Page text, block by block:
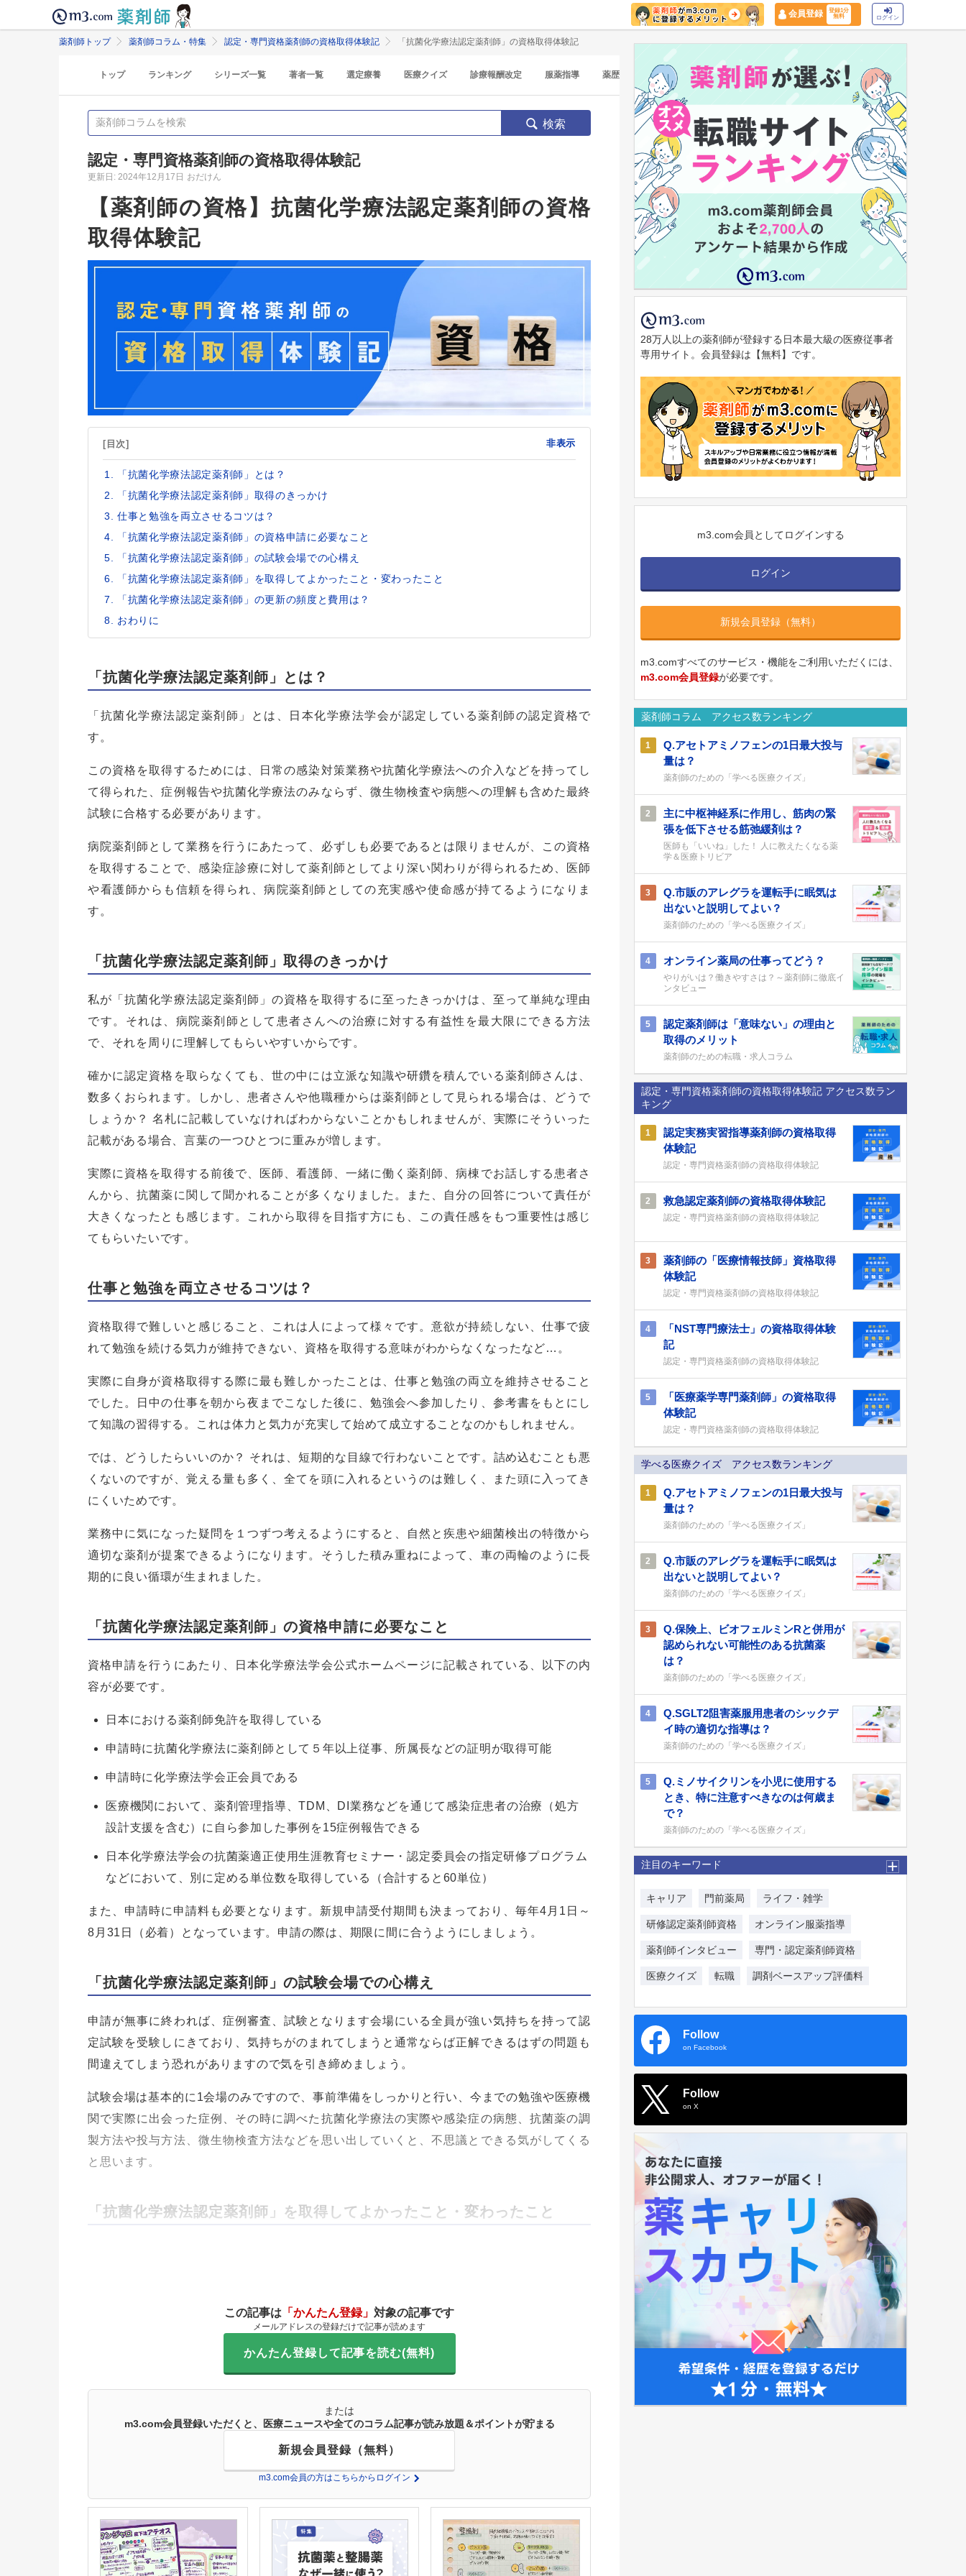
会員登録
登録1分
無料
ログイン
薬剤師トップ 薬剤師コラム・特集 認定・専門資格薬剤師の資格取得体験記 「抗菌化学療法認定薬剤師」の資格取得体験記
トップ ランキング シリーズ一覧 著者一覧 選定療養 医療クイズ 診療報酬改定 服薬指導 薬歴 マイナ保険証
検索
認定・専門資格薬剤師の資格取得体験記
更新日: 2024年12月17日 おだけん
【薬剤師の資格】抗菌化学療法認定薬剤師の資格
取得体験記
[目次] 非表示
「抗菌化学療法認定薬剤師」とは？
「抗菌化学療法認定薬剤師」取得のきっかけ
仕事と勉強を両立させるコツは？
「抗菌化学療法認定薬剤師」の資格申請に必要なこと
「抗菌化学療法認定薬剤師」の試験会場での心構え
「抗菌化学療法認定薬剤師」を取得してよかったこと・変わったこと
「抗菌化学療法認定薬剤師」の更新の頻度と費用は？
おわりに
「抗菌化学療法認定薬剤師」とは？
「抗菌化学療法認定薬剤師」とは、日本化学療法学会が認定している薬剤師の認定資格で
す。
この資格を取得するためには、日常の感染対策業務や抗菌化学療法への介入などを持ってし
て得られた、症例報告や抗菌化学療法のみならず、微生物検査や病態への理解も含めた最終
試験に合格する必要があります。
病院薬剤師として業務を行うにあたって、必ずしも必要であるとは限りませんが、この資格
を取得することで、感染症診療に対して薬剤師としてより深い関わりが得られるため、医師
や看護師からも信頼を得られ、病院薬剤師としての充実感や使命感が持てるようになりま
す。
「抗菌化学療法認定薬剤師」取得のきっかけ
私が「抗菌化学療法認定薬剤師」の資格を取得するに至ったきっかけは、至って単純な理由
です。それは、病院薬剤師として患者さんへの治療に対する有益性を最大限にできる方法
で、それを周りに理解してもらいやすいからです。
確かに認定資格を取らなくても、世の中には立派な知識や研鑽を積んでいる薬剤師さんは、
数多くおられます。しかし、患者さんや他職種からは薬剤師として見られる場合は、どうで
しょうか？ 名札に記載していなければわからないことかもしれませんが、実際にそういった
記載がある場合、言葉の一つひとつに重みが増します。
実際に資格を取得する前後で、医師、看護師、一緒に働く薬剤師、病棟でお話しする患者さ
んから、抗菌薬に関して聞かれることが多くなりました。また、自分の回答について責任が
大きくなったとも感じます。これから取得を目指す方にも、この責任感をもつ重要性は感じ
てもらいたいです。
仕事と勉強を両立させるコツは？
資格取得で難しいと感じること、これは人によって様々です。意欲が持続しない、仕事で疲
れて勉強を続ける気力が維持できない、資格を取得する意味がわからなくなったなど…。
実際に自身が資格取得する際に最も難しかったことは、仕事と勉強の両立を維持させること
でした。日中の仕事を朝から夜までこなした後に、勉強会へ参加したり、参考書をもとにし
て知識の習得する。これは体力と気力が充実して始めて成立することなのかもしれません。
では、どうしたらいいのか？ それは、短期的な目線で行わないことです。詰め込むことも悪
くないのですが、覚える量も多く、全てを頭に入れるというのは難しく、また頭に入ってき
にくいためです。
業務中に気になった疑問を１つずつ考えるようにすると、自然と疾患や細菌検出の特徴から
適切な薬剤が提案できるようになります。そうした積み重ねによって、車の両輪のように長
期的に良い循環が生まれました。
「抗菌化学療法認定薬剤師」の資格申請に必要なこと
資格申請を行うにあたり、日本化学療法学会公式ホームページに記載されている、以下の内
容が必要です。
日本における薬剤師免許を取得している
申請時に抗菌化学療法に薬剤師として５年以上従事、所属長などの証明が取得可能
申請時に化学療法学会正会員である
医療機関において、薬剤管理指導、TDM、DI業務などを通じて感染症患者の治療（処方
設計支援を含む）に自ら参加した事例を15症例報告できる
日本化学療法学会の抗菌薬適正使用生涯教育セミナー・認定委員会の指定研修プログラム
などにおいて、別に定める単位数を取得している（合計すると60単位）
また、申請時に申請料も必要となります。新規申請受付期間も決まっており、毎年4月1日～
8月31日（必着）となっています。申請の際は、期限に間に合うようにしましょう。
「抗菌化学療法認定薬剤師」の試験会場での心構え
申請が無事に終われば、症例審査、試験となります会場にいる全員が強い気持ちを持って認
定試験を受験しにきており、気持ちがのまれてしまうと通常ならば正解できるはずの問題も
間違えてしまう恐れがありますので気を引き締めましょう。
試験会場は基本的に1会場のみですので、事前準備をしっかりと行い、今までの勉強や医療機
関で実際に出会った症例、その時に調べた抗菌化学療法の実際や感染症の病態、抗菌薬の調
製方法や投与方法、微生物検査方法などを思い出していくと、不思議とできる気がしてくる
と思います。
「抗菌化学療法認定薬剤師」を取得してよかったこと・変わったこと
この記事は 「かんたん登録」 対象の記事です
メールアドレスの登録だけで記事が読めます
かんたん登録して記事を読む(無料)
または
m3.com会員登録いただくと、医療ニュースや全てのコラム記事が読み放題＆ポイントが貯まる
新規会員登録（無料）
m3.com会員の方はこちらからログイン
28万人以上の薬剤師が登録する日本最大級の医療従事者
専用サイト。会員登録は【無料】です。
m3.com会員としてログインする
ログイン
新規会員登録（無料）
m3.comすべてのサービス・機能をご利用いただくには、
m3.com会員登録が必要です。
薬剤師コラム アクセス数ランキング
1
Q.アセトアミノフェンの1日最大投与
量は？
薬剤師のための「学べる医療クイズ」
2
主に中枢神経系に作用し、筋肉の緊
張を低下させる筋弛緩剤は？
医師も「いいね」した！ 人に教えたくなる薬
学＆医療トリビア
3
Q.市販のアレグラを運転手に眠気は
出ないと説明してよい？
薬剤師のための「学べる医療クイズ」
4 オンライン薬局の仕事ってどう？
やりがいは？働きやすさは？～薬剤師に徹底イ
ンタビュー
5
認定薬剤師は「意味ない」の理由と
取得のメリット
薬剤師のための転職・求人コラム
認定・専門資格薬剤師の資格取得体験記 アクセス数ラン
キング
1
認定実務実習指導薬剤師の資格取得
体験記
認定・専門資格薬剤師の資格取得体験記
2 救急認定薬剤師の資格取得体験記
認定・専門資格薬剤師の資格取得体験記
3
薬剤師の「医療情報技師」資格取得
体験記
認定・専門資格薬剤師の資格取得体験記
4
「NST専門療法士」の資格取得体験
記
認定・専門資格薬剤師の資格取得体験記
5
「医療薬学専門薬剤師」の資格取得
体験記
認定・専門資格薬剤師の資格取得体験記
学べる医療クイズ アクセス数ランキング
1
Q.アセトアミノフェンの1日最大投与
量は？
薬剤師のための「学べる医療クイズ」
2
Q.市販のアレグラを運転手に眠気は
出ないと説明してよい？
薬剤師のための「学べる医療クイズ」
3
Q.保険上、ビオフェルミンRと併用が
認められない可能性のある抗菌薬
は？
薬剤師のための「学べる医療クイズ」
4
Q.SGLT2阻害薬服用患者のシックデ
イ時の適切な指導は？
薬剤師のための「学べる医療クイズ」
5
Q.ミノサイクリンを小児に使用する
とき、特に注意すべきなのは何歳ま
で？
薬剤師のための「学べる医療クイズ」
注目のキーワード
キャリア 門前薬局 ライフ・雑学
研修認定薬剤師資格 オンライン服薬指導
薬剤師インタビュー 専門・認定薬剤師資格
医療クイズ 転職 調剤ベースアップ評価料
Follow
on Facebook
Follow
on X